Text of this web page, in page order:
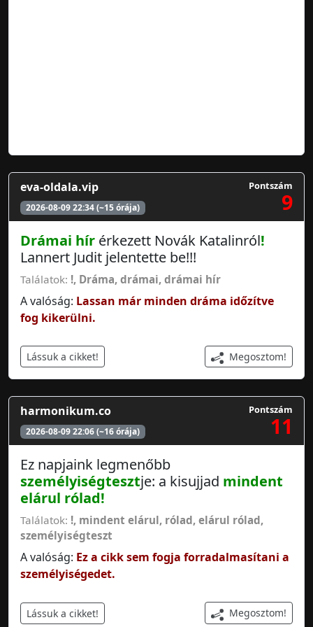
eva-oldala.vip
2026-08-09 22:34 (~15 órája)
Pontszám
9
Drámai hír érkezett Novák Katalinról!
Lannert Judit jelentette be!!!
Találatok: !, Dráma, drámai, drámai hír
A valóság: Lassan már minden dráma időzítve
fog kikerülni.
Lássuk a cikket! Megosztom!
harmonikum.co
2026-08-09 22:06 (~16 órája)
Pontszám
11
Ez napjaink legmenőbb
személyiségtesztje: a kisujjad mindent
elárul rólad!
Találatok: !, mindent elárul, rólad, elárul rólad,
személyiségteszt
A valóság: Ez a cikk sem fogja forradalmasítani a
személyiségedet.
Lássuk a cikket! Megosztom!